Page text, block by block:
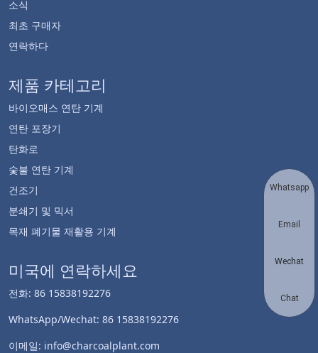
소식
최초 구매자
연락하다
제품 카테고리
바이오매스 연탄 기계
연탄 포장기
탄화로
숯불 연탄 기계
건조기
분쇄기 및 믹서
목재 폐기물 재활용 기계
미국에 연락하세요
전화: 86 15838192276
WhatsApp/Wechat: 86 15838192276
이메일: info@charcoalplant.com
Whatsapp
Email
Wechat
Chat